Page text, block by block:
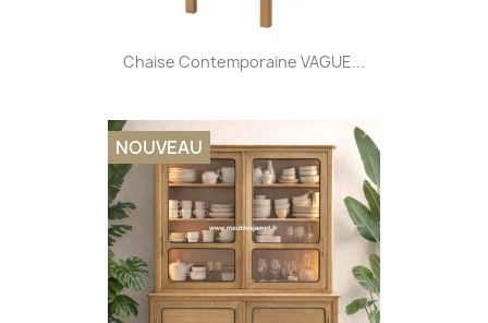
Chaise Contemporaine VAGUE...
NOUVEAU